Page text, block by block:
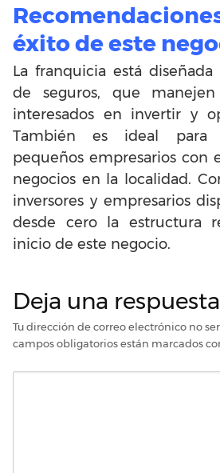
éxito de este
La franquicia está
de seguros, que
interesados en invertir y
También es ideal para
pequeños empresarios con
negocios en la localidad.
inversores y empresarios
desde cero la estructura
inicio de este negocio.
Deja una respuesta
Tu dirección de correo electrónico no
campos obligatorios están marcados